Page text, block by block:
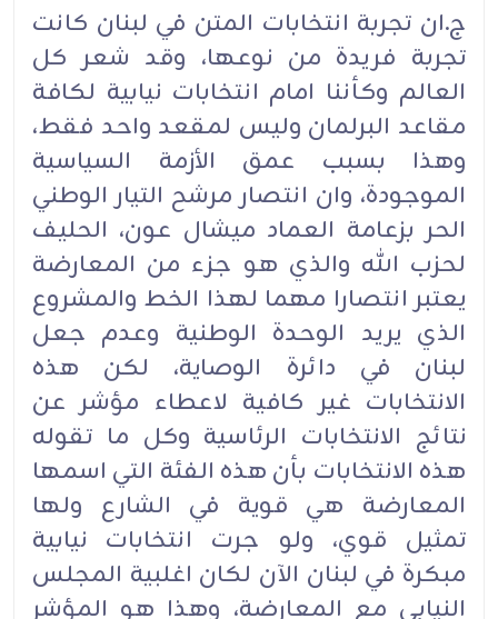
ج.ان تجربة انتخابات المتن في لبنان كانت
تجربة فريدة من نوعها، وقد شعر كل
العالم وكأننا امام انتخابات نيابية لكافة
مقاعد البرلمان وليس لمقعد واحد فقط،
وهذا بسبب عمق الأزمة السياسية
الموجودة، وان انتصار مرشح التيار الوطني
الحر بزعامة العماد ميشال عون، الحليف
لحزب الله والذي هو جزء من المعارضة
يعتبر انتصارا مهما لهذا الخط والمشروع
الذي يريد الوحدة الوطنية وعدم جعل
لبنان في دائرة الوصاية، لكن هذه
الانتخابات غير كافية لاعطاء مؤشر عن
نتائج الانتخابات الرئاسية وكل ما تقوله
هذه الانتخابات بأن هذه الفئة التي اسمها
المعارضة هي قوية في الشارع ولها
تمثيل قوي، ولو جرت انتخابات نيابية
مبكرة في لبنان الآن لكان اغلبية المجلس
النيابي مع المعارضة، وهذا هو المؤشر